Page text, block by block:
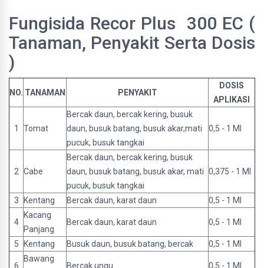
Fungisida Recor Plus 300 EC (
Tanaman, Penyakit Serta Dosis
)
NO. TANAMAN PENYAKIT
DOSIS
APLIKASI
1 Tomat
Bercak daun, bercak kering, busuk
daun, busuk batang, busuk akar,mati
pucuk, busuk tangkai
0,5 - 1 Ml
2 Cabe
Bercak daun, bercak kering, busuk
daun, busuk batang, busuk akar, mati
pucuk, busuk tangkai
0,375 - 1 Ml
3 Kentang Bercak daun, karat daun 0,5 - 1 Ml
4
Kacang
Panjang
Bercak daun, karat daun 0,5 - 1 Ml
5 Kentang Busuk daun, busuk batang, bercak 0,5 - 1 Ml
6
Bawang
Bercak ungu 0,5 - 1 Ml